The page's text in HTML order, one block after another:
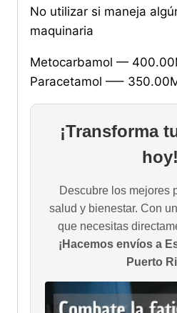
No utilizar si maneja
maquinaria
Metocarbamol —
Paracetamol —–
¡Transforma
hoy!
Descubre los mejores
salud y bienestar. Con
que necesitas
¡Hacemos envíos a
Puerto